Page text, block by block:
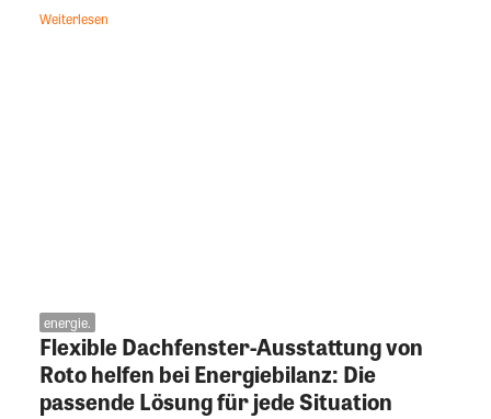
Weiterlesen
energie.
Flexible Dachfenster-Ausstattung von
Roto helfen bei Energiebilanz: Die
passende Lösung für jede Situation